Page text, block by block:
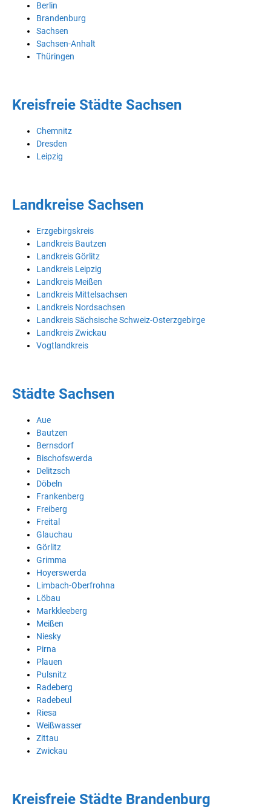
Berlin
Brandenburg
Sachsen
Sachsen-Anhalt
Thüringen
Kreisfreie Städte Sachsen
Chemnitz
Dresden
Leipzig
Landkreise Sachsen
Erzgebirgskreis
Landkreis Bautzen
Landkreis Görlitz
Landkreis Leipzig
Landkreis Meißen
Landkreis Mittelsachsen
Landkreis Nordsachsen
Landkreis Sächsische Schweiz-Osterzgebirge
Landkreis Zwickau
Vogtlandkreis
Städte Sachsen
Aue
Bautzen
Bernsdorf
Bischofswerda
Delitzsch
Döbeln
Frankenberg
Freiberg
Freital
Glauchau
Görlitz
Grimma
Hoyerswerda
Limbach-Oberfrohna
Löbau
Markkleeberg
Meißen
Niesky
Pirna
Plauen
Pulsnitz
Radeberg
Radebeul
Riesa
Weißwasser
Zittau
Zwickau
Kreisfreie Städte Brandenburg